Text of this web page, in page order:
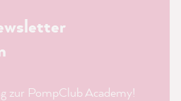
zur PompClub Academy!